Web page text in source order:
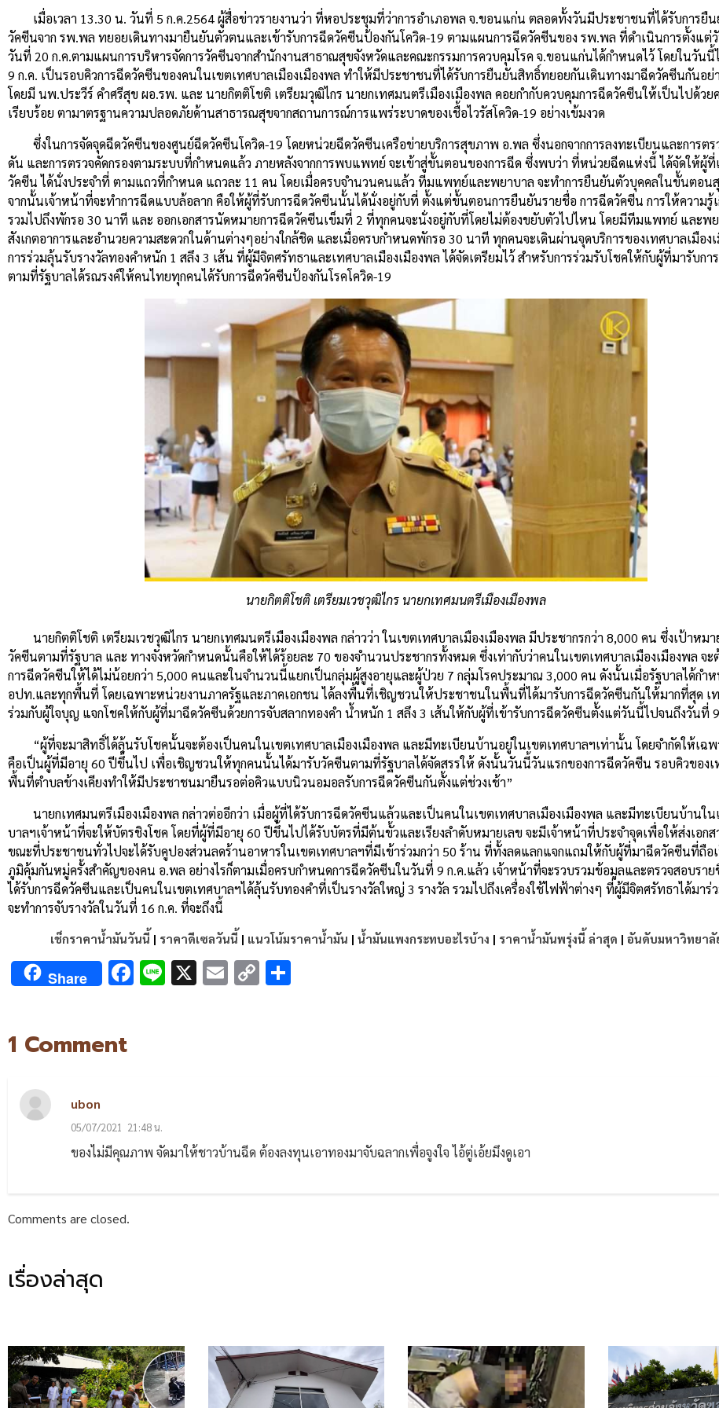
เมื่อเวลา 13.30 น. วันที่ 5 ก.ค.2564 ผู้สื่อข่าวรายงานว่า ที่หอประชุมที่ว่าการอำเภอพล จ.ขอนแก่น ตลอดทั้งวันมีประชาชนที่ได้รับการยื
วัคซีนจาก รพ.พล ทยอยเดินทางมายืนยันตัวตนและเข้ารับการฉีดวัคซีนป้องกันโควิด-19 ตามแผนการฉีดวัคซีนของ รพ.พล ที่ดำเนินการตั้งแต่
วันที่ 20 ก.ค.ตามแผนการบริหารจัดการวัคซีนจากสำนักงานสาธาณสุขจังหวัดและคณะกรรมการควบคุมโรค จ.ขอนแก่นได้กำหนดไว้ โดยในวัน
9 ก.ค. เป็นรอบคิวการฉีดวัคซีนของคนในเขตเทศบาลเมืองเมืองพล ทำให้มีประชาชนที่ได้รับการยืนยันสิทธิ์ทยอยกันเดินทางมาฉีดวัคซีนกันอย่
โดยมี นพ.ประวีร์ คำศรีสุข ผอ.รพ. และ นายกิตติโชติ เตรียมวุฒิไกร นายกเทศมนตรีเมืองเมืองพล คอยกำกับควบคุมการฉีดวัคซีนให้เป็นไปด้วย
เรียบร้อย ตามาตรฐานความปลอดภัยด้านสาธารณสุขจากสถานการณ์การแพร่ระบาดของเชื้อไวรัสโควิด-19 อย่างเข้มงวด
ซึ่งในการจัดจุดฉีดวัคซีนของศูนย์ฉีดวัคซีนโควิด-19 โดยหน่วยฉีดวัคซีนเครือข่ายบริการสุขภาพ อ.พล ซึ่งนอกจากการลงทะเบียนและการตร
ดัน และการตรวจคัดกรองตามระบบที่กำหนดแล้ว ภายหลังจากการพบแพทย์ จะเข้าสู่ขั้นตอนของการฉีด ซึ่งพบว่า ที่หน่วยฉีดแห่งนี้ ได้จัดให้ผู้ที่
วัคซีน ได้นั่งประจำที่ ตามแถวที่กำหนด แถวละ 11 คน โดยเมื่อครบจำนวนคนแล้ว ทีมแพทย์และพยาบาล จะทำการยืนยันตัวบุคคลในขั้นตอน
จากนั้นเจ้าหน้าที่จะทำการฉีดแบบล้อลาก คือให้ผู้ที่รับการฉีดวัคซีนนั้นได้นั่งอยู่กับที่ ตั้งแต่ขั้นตอนการยืนยันรายชื่อ การฉีดวัคซีน การให้ความรู้
รวมไปถึงพักรอ 30 นาที และ ออกเอกสารนัดหมายการฉีดวัคซีนเข็มที่ 2 ที่ทุกคนจะนั่งอยู๋กับที่โดยไม่ต้องขยับตัวไปไหน โดยมีทีมแพทย์ และพ
สังเกตอาการและอำนวยความสะดวกในด้านต่างๆอย่างใกล้ชิด และเมื่อครบกำหนดพักรอ 30 นาที ทุกคนจะเดินผ่านจุดบริการของเทศบาลเมือง
การร่วมลุ้นรับรางวัลทองคำหนัก 1 สลึง 3 เส้น ที่ผู้มีจิตศรัทธาและเทศบาลเมืองเมืองพล ได้จัดเตรียมไว้ สำหรับการร่วมรับโชคให้กับผู้ที่มารับกา
ตามที่รัฐบาลได้รณรงค์ให้คนไทยทุกคนได้รับการฉีดวัคซีนป้องกันโรคโควิด-19
นายกิตติโชติ เตรียมเวชวุฒิไกร นายกเทศมนตรีเมืองเมืองพล
นายกิตติโชติ เตรียมเวชวุฒิไกร นายกเทศมนตรีเมืองเมืองพล กล่าวว่า ในเขตเทศบาลเมืองเมืองพล มีประชากรกว่า 8,000 คน ซึ่งเป้าหมา
วัคซีนตามที่รัฐบาล และ ทางจังหวัดกำหนดนั้นคือให้ได้ร้อยละ 70 ของจำนวนประชากรทั้งหมด ซึ่งเท่ากับว่าคนในเขตเทศบาลเมืองเมืองพล จะ
การฉีดวัคซีนให้ได้ไม่น้อยกว่า 5,000 คนและในจำนวนนี้แยกเป็นกลุ่มผู้สูงอายุและผู้ป่วย 7 กลุ่มโรคประมาณ 3,000 คน ดังนั้นเมื่อรัฐบาลได้กำ
อปท.และทุกพื้นที่ โดยเฉพาะหน่วยงานภาครัฐและภาคเอกชน ได้ลงพื้นที่เชิญชวนให้ประชาชนในพื้นที่ได้มารับการฉีดวัคซีนกันให้มากที่สุด เ
ร่วมกับผู้ใจบุญ แจกโชคให้กับผู้ที่มาฉีดวัคซีนด้วยการจับสลากทองคำ น้ำหนัก 1 สลึง 3 เส้นให้กับผู้ที่เข้ารับการฉีดวัคซีนตั้งแต่วันนี้ไปจนถึงวันที่
“ผู้ที่จะมาสิทธิ์ได้ลุ้นรับโชคนั้นจะต้องเป็นคนในเขตเทศบาลเมืองเมืองพล และมีทะเบียนบ้านอยู่ในเขตเทศบาลฯเท่านั้น โดยจำกัดให้เฉพ
คือเป็นผู้ที่มีอายุ 60 ปีขึ้นไป เพื่อเชิญชวนให้ทุกคนนั้นได้มารับวัคซีนตามที่รัฐบาลได้จัดสรรให้ ดังนั้นวันนี้วันแรกของการฉีดวัคซีน รอบคิวของเ
พื้นที่ตำบลข้างเคียงทำให้มีประชาชนมายืนรอต่อคิวแบบนิวนอมอลรับการฉีดวัคซีนกันตั้งแต่ช่วงเช้า”
นายกเทศมนตรีเมืองเมืองพล กล่าวต่ออีกว่า เมื่อผู้ที่ได้รับการฉีดวัคซีนแล้วและเป็นคนในเขตเทศบาลเมืองเมืองพล และมีทะเบียนบ้านใน
บาลฯเจ้าหน้าที่จะให้บัตรชิงโชค โดยที่ผู้ที่มีอายุ 60 ปีขึ้นไปได้รับบัตรที่มีต้นขั้วและเรียงลำดับหมายเลข จะมีเจ้าหน้าที่ประจำจุดเพื่อให้ส่งเอกส
ขณะที่ประชาชนทั่วไปจะได้รับคูปองส่วนลดร้านอาหารในเขตเทศบาลฯที่มีเข้าร่วมกว่า 50 ร้าน ที่ทั้งลดแลกแจกแถมให้กับผู้ที่มาฉีดวัคซีนที่ถือเ
ภูมิคุ้มกันหมู่ครั้งสำคัญของคน อ.พล อย่างไรก็ตามเมื่อครบกำหนดการฉีดวัคซีนในวันที่ 9 ก.ค.แล้ว เจ้าหน้าที่จะรวบรวมข้อมูลและตรวจสอบรา
ได้รับการฉีดวัคซีนและเป็นคนในเขตเทศบาลฯได้ลุ้นรับทองคำที่เป็นรางวัลใหญ่ 3 รางวัล รวมไปถึงเครื่องใช้ไฟฟ้าต่างๆ ที่ผู้มีจิตศรัทธาได้มาร่
จะทำการจับรางวัลในวันที่ 16 ก.ค. ที่จะถึงนี้
เช็กราคาน้ำมันวันนี้ | ราคาดีเซลวันนี้ | แนวโน้มราคาน้ำมัน | น้ำมันแพงกระทบอะไรบ้าง | ราคาน้ำมันพรุ่งนี้ ล่าสุด | อันดับมหาวิทยาลั
Share Facebook
Line
X Email
Copy
1 Commentขอนแก่นฉีดวัคซีนลุ้นทอง วันแรกคึกคัก จับรางวัล 16 ก.ค.นี้ (มีค
ubon
05/07/2021 21:48 น.
ของไม่มีคุณภาพ จัดมาให้ชาวบ้านฉีด ต้องลงทุนเอาทองมาจับฉลากเพื่อจูงใจ ไอ้ตู่เอ้ยมึงดูเอา
Comments are closed.
เรื่องล่าสุด